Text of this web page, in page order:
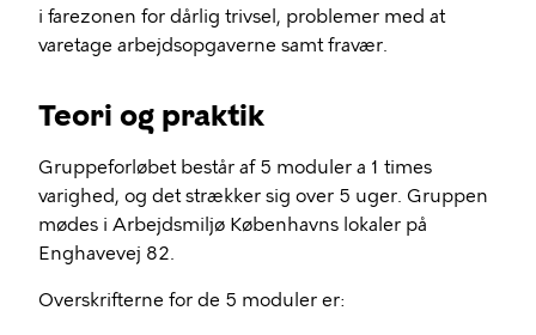
i farezonen for dårlig trivsel, problemer med at
varetage arbejdsopgaverne samt fravær.
Teori og praktik
Gruppeforløbet består af 5 moduler a 1 times
varighed, og det strækker sig over 5 uger. Gruppen
mødes i Arbejdsmiljø Københavns lokaler på
Enghavevej 82.
Overskrifterne for de 5 moduler er: